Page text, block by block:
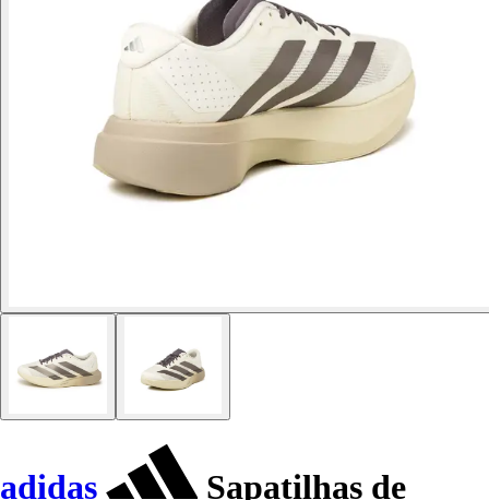
adidas
Sapatilhas de